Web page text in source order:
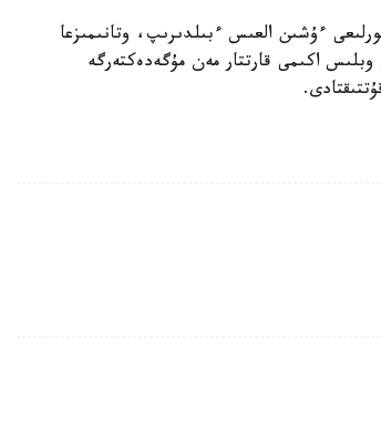
ءۇشىن العىس ءبىلدىرىپ، وتانىمىزعا
اكىمى قارتتار مەن مۇگەدەكتەرگە